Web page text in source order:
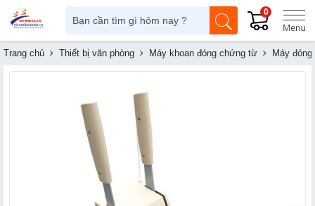
0
Trang chủ Thiết bị văn phòng Máy khoan đóng chứng từ Máy